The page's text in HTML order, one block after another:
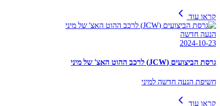
קראו עוד
הנעה חדשה
2024-10-23
גרסת הביצועים (JCW) לרכב ההוט האצ' של מיני
חשיפת הנעה חדשה למיני
קראו עוד